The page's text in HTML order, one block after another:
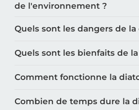
de l'environnement ?
Quels sont les dangers de
Quels sont les bienfaits de
Comment fonctionne la
Combien de temps dure la